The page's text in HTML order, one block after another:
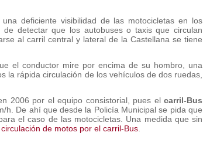
deficiente visibilidad de las motocicletas en los
detectar que los autobuses o taxis que circulan
al carril central y lateral de la Castellana se tiene
el conductor mire por encima de su hombro, una
la rápida circulación de los vehículos de dos ruedas,
2006 por el equipo consistorial, pues el carril-Bus
h. De ahí que desde la Policía Municipal se pida que
el caso de las motocicletas. Una medida que sin
de motos por el carril-Bus